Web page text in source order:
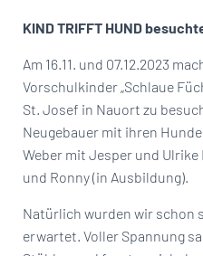
KIND TRIFFT HUND
Am 16.11. und 07.12.2023
Vorschulkinder „Schlaue
St. Josef in Nauort zu
Neugebauer mit ihren
Weber mit Jesper und Ulrike
und Ronny (in Ausbildung).
Natürlich wurden wir schon
erwartet. Voller Spannung